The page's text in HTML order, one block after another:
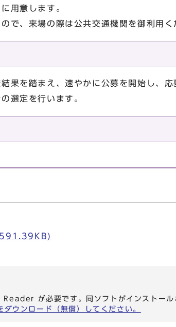
用意します。
で、来場の際は公共交通機関を御利用く
果を踏まえ、速やかに公募を開始し、
選定を行います。
591.39KB)
が必要です。同ソフトがインストール
ウンロード（無償）してください。